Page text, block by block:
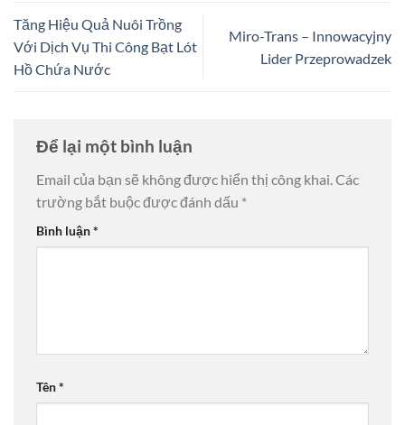
Tăng Hiệu Quả Nuôi Trồng
Với Dịch Vụ Thi Công Bạt Lót
Hồ Chứa Nước
Miro-Trans – Innowacyjny
Lider Przeprowadzek
Để lại một bình luận
Email của bạn sẽ không được hiển thị công khai.Các
trường bắt buộc được đánh dấu *
Bình luận*
Tên*